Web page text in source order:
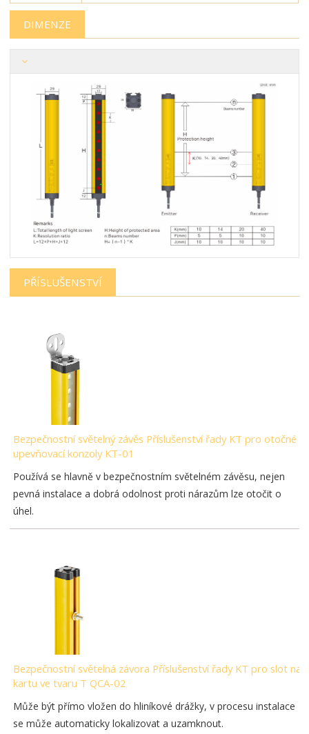
DIMENZE
PŘÍSLUŠENSTVÍ
Bezpečnostní světelný závěs Příslušenství řady KT pro otočné
upevňovací konzoly KT-01
Používá se hlavně v bezpečnostním světelném závěsu, nejen
pevná instalace a dobrá odolnost proti nárazům lze otočit o
úhel.
Bezpečnostní světelná závora Příslušenství řady KT pro slot na
kartu ve tvaru T QCA-02
Může být přímo vložen do hliníkové drážky, v procesu instalace
se může automaticky lokalizovat a uzamknout.